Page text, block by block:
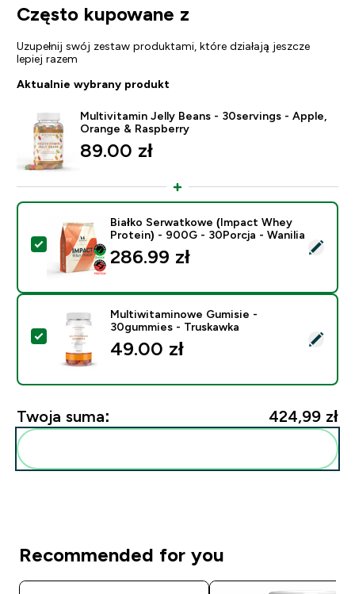
Często kupowane z
Uzupełnij swój zestaw produktami, które działają jeszcze
lepiej razem
Aktualnie wybrany produkt
Multivitamin Jelly Beans - 30servings - Apple,
Orange & Raspberry
89.00 zł‎
Wybierz ten produkt - Białko Serwatkowe (Impact
Białko Serwatkowe (Impact Whey
Protein) - 900G - 30Porcja - Wanilia
286.99 zł‎
Wybierz ten produkt - Multiwitaminowe Gumisie -
Multiwitaminowe Gumisie -
30gummies - Truskawka
49.00 zł‎
Twoja suma: 424,99 zł‎
Recommended for you